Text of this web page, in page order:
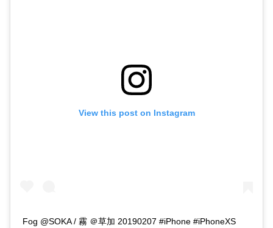
View this post on Instagram
Fog @SOKA / 霧 ＠草加 20190207 #iPhone #iPhoneXS